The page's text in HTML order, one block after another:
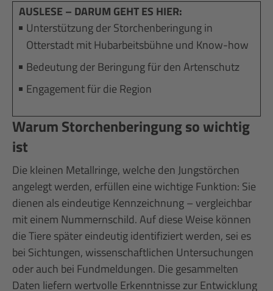
AUSLESE – DARUM GEHT ES HIER:
Unterstützung der Storchenberingung in
Otterstadt mit Hubarbeitsbühne und Know-how
Bedeutung der Beringung für den Artenschutz
Engagement für die Region
Warum Storchenberingung so wichtig
ist
Die kleinen Metallringe, welche den Jungstörchen
angelegt werden, erfüllen eine wichtige Funktion: Sie
dienen als eindeutige Kennzeichnung – vergleichbar
mit einem Nummernschild. Auf diese Weise können
die Tiere später eindeutig identifiziert werden, sei es
bei Sichtungen, wissenschaftlichen Untersuchungen
oder auch bei Fundmeldungen. Die gesammelten
Daten liefern wertvolle Erkenntnisse zur Entwicklung